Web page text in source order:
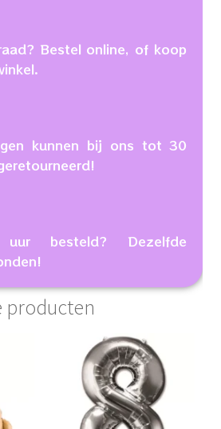
Bestel online, of koop
kunnen bij ons tot 30
besteld? Dezelfde
producten